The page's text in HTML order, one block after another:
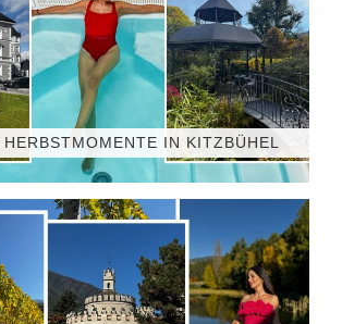
HERBSTMOMENTE IN KITZBÜHEL